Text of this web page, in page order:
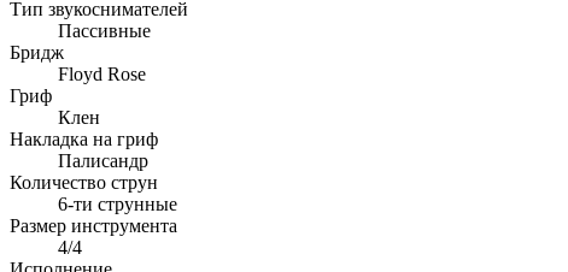
Тип звукоснимателей
Пассивные
Бридж
Floyd Rose
Гриф
Клен
Накладка на гриф
Палисандр
Количество струн
6-ти струнные
Размер инструмента
4/4